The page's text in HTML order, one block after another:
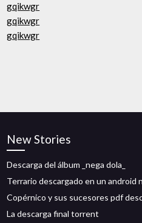
gqikwgr
gqikwgr
gqikwgr
New Stories
Descarga del álbum _nega dola_
Terrario descargado en un android
Copérnico y sus sucesores pdf
La descarga final torrent